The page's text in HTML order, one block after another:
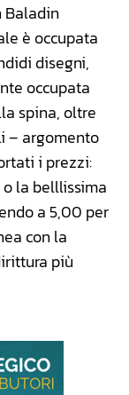
Baladin
è occupata
disegni,
occupata
spina, oltre
– argomento
i prezzi:
o la belllissima
a 5,00 per
con la
più